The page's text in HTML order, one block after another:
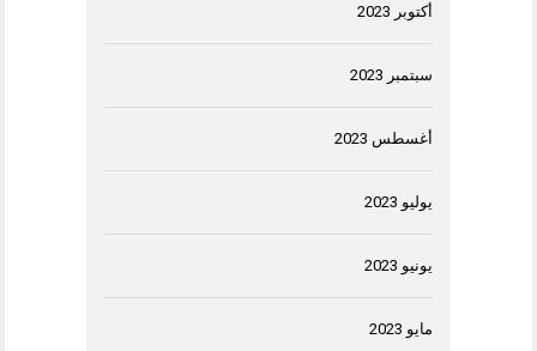
أكتوبر 2023
سبتمبر 2023
أغسطس 2023
يوليو 2023
يونيو 2023
مايو 2023